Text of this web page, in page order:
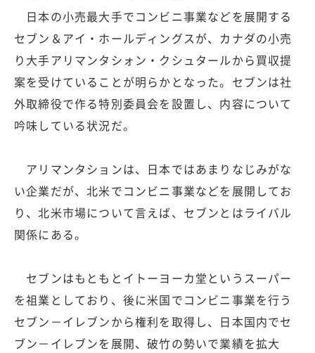
日本の小売最大手でコンビニ事業などを展開する
セブン＆アイ・ホールディングスが、カナダの小売
り大手アリマンタシォン・クシュタールから買収提
案を受けていることが明らかとなった。セブンは社
外取締役で作る特別委員会を設置し、内容について
吟味している状況だ。
アリマンタションは、日本ではあまりなじみがな
い企業だが、北米でコンビニ事業などを展開してお
り、北米市場について言えば、セブンとはライバル
関係にある。
セブンはもともとイトーヨーカ堂というスーパー
を祖業としており、後に米国でコンビニ事業を行う
セブン－イレブンから権利を取得し、日本国内でセ
ブン－イレブンを展開、破竹の勢いで業績を拡大